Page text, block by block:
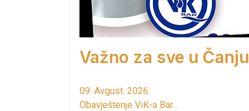
Važno za sve u Čanju
09. Avgust. 2026.
Obavještenje ViK-a Bar...